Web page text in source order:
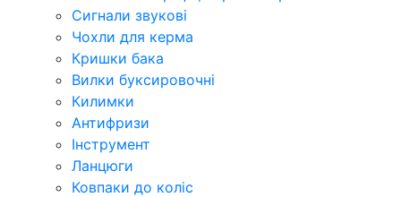
Сигнали звукові
Чохли для керма
Кришки бака
Вилки буксировочні
Килимки
Антифризи
Інструмент
Ланцюги
Ковпаки до коліс